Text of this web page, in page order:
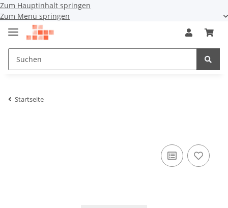
Zum Hauptinhalt springen
Zum Menü springen
Startseite